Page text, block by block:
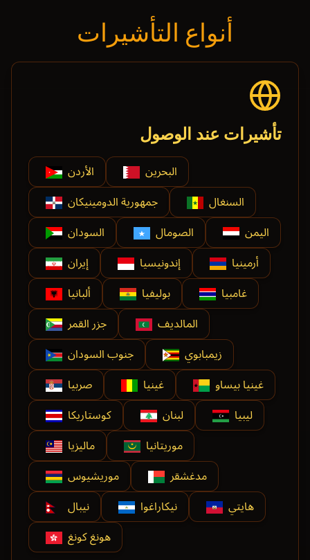
أنواع التأشيرات
تأشيرات عند الوصول
الأردن
البحرين
جمهورية الدومينيكان
السنغال
السودان
الصومال
اليمن
إيران
إندونيسيا
أرمينيا
ألبانيا
بوليفيا
غامبيا
جزر القمر
المالديف
جنوب السودان
زيمبابوي
صربيا
غينيا
غينيا بيساو
كوستاريكا
لبنان
ليبيا
ماليزيا
موريتانيا
موريشيوس
مدغشقر
نيبال
نيكاراغوا
هايتي
هونغ كونغ